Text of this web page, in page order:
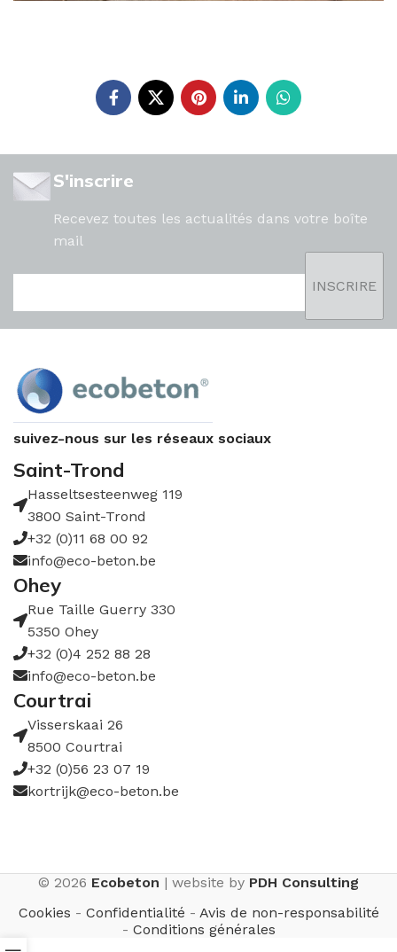
S'inscrire
Recevez toutes les actualités dans votre boîte
mail
suivez-nous sur les réseaux sociaux
Saint-Trond
Hasseltsesteenweg 119
3800 Saint-Trond
+32 (0)11 68 00 92
info@eco-beton.be
Ohey
Rue Taille Guerry 330
5350 Ohey
+32 (0)4 252 88 28
info@eco-beton.be
Courtrai
Visserskaai 26
8500 Courtrai
+32 (0)56 23 07 19
kortrijk@eco-beton.be
© 2026 Ecobeton | website by PDH Consulting
Cookies - Confidentialité - Avis de non-responsabilité
- Conditions générales